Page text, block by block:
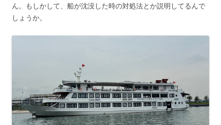
ん。もしかして、船が沈没した時の対処法とか説明してるんで
しょうか。